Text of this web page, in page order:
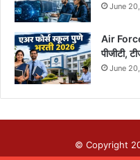
June
Air
पीजीटी,
June
© Copyright